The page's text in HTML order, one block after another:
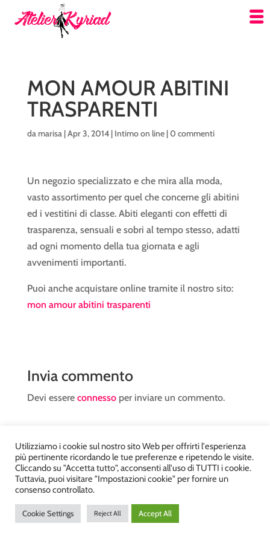
MON AMOUR ABITINI
TRASPARENTI
damarisa|Apr 3, 2014| Intimo on line|0 commenti
Un negozio specializzato e che mira alla moda,
vasto assortimento per quel che concerne gli abitini
ed i vestitini di classe. Abiti eleganti con effetti di
trasparenza, sensuali e sobri al tempo stesso, adatti
ad ogni momento della tua giornata e agli
avvenimenti importanti.
Puoi anche acquistare online tramite il nostro sito:
mon amour abitini trasparenti
Invia commento
Devi essere connessoper inviare un commento.
Atelier Kyriad da Mary – via Carducci, 12 – Chiavenna –
realizzato da
DiegoGiuriani.com
Utilizziamo i cookie sul nostro sito Web per offrirti l'esperienza
più pertinente ricordando le tue preferenze e ripetendo le visite.
Cliccando su "Accetta tutto", acconsenti all'uso di TUTTI i cookie.
Tuttavia, puoi visitare "Impostazioni cookie" per fornire un
consenso controllato.
Cookie Settings Reject All Accept All